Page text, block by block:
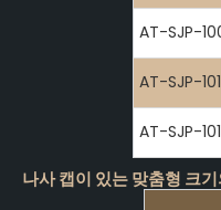
AT-SJP-
AT-SJP-
AT-SJP-
나사 캡이 있는 맞춤형 크